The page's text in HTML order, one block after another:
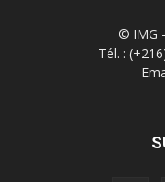
© IMG
Tél. :